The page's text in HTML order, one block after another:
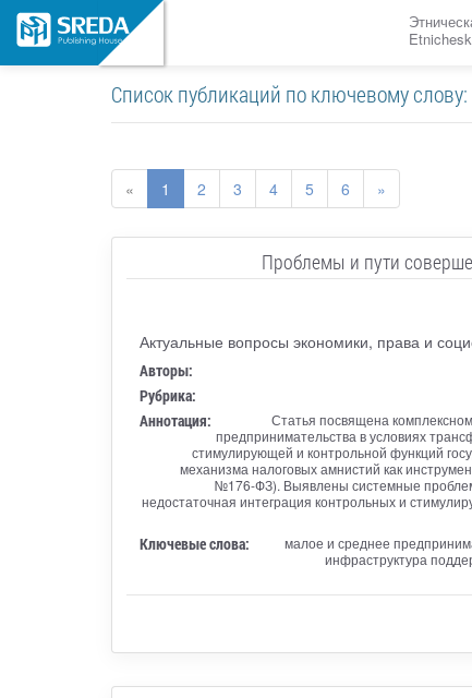
Список публикаций по ключевому
« 1 2 3 4 5 6 »
Проблемы и пути
Актуальные вопросы экономики, права и
Авторы:
Рубрика:
Аннотация:
Статья посвящена
предпринимательства в условиях
стимулирующей и контрольной функций
механизма налоговых амнистий как
№176-ФЗ). Выявлены системные
недостаточная интеграция контрольных и
Ключевые слова:
малое и среднее
инфраструктура